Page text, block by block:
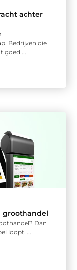
achter
Bedrijven die
goed ...
groothandel
Dan
loopt. ...